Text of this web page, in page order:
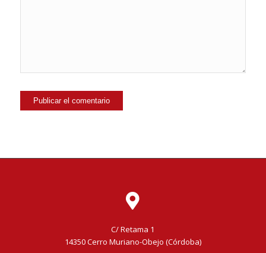
C/ Retama 1
14350 Cerro Muriano-Obejo (Córdoba)